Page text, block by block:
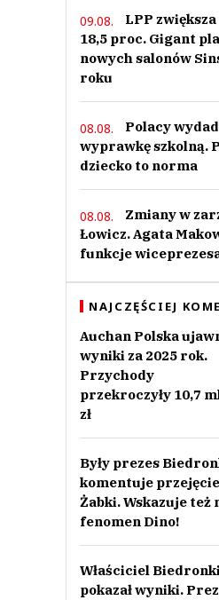
09.08.
LPP
18,5 proc. Gigant
nowych salonów
roku
08.08.
Polacy
wyprawkę szkolną.
dziecko to norma
08.08.
Zmiany w
Łowicz. Agata
funkcje
NAJCZĘŚCIEJ
Auchan Polska
wyniki za 2025 rok.
Przychody
przekroczyły 10,7
zł
Były prezes
komentuje przejęcie
Żabki. Wskazuje też
fenomen Dino!
Właściciel
pokazał wyniki.